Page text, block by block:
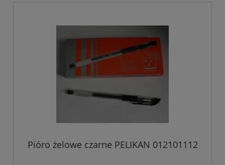
Pióro żelowe czarne PELIKAN 012101112